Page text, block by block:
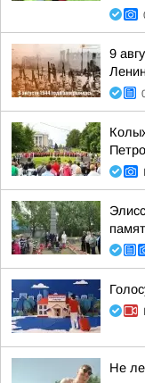
9
Не